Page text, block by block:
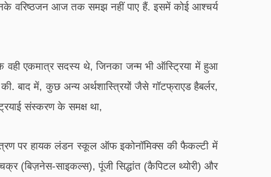
वरिष्ठजन आज तक समझ नहीं पाए हैं. इसमें कोई आश्चर्य
एकमात्र सदस्य थे, जिनका जन्म भी ऑस्ट्रिया में हुआ
बाद में, कुछ अन्य अर्थशास्त्रियों जैसे गॉटफ्राएड हैबर्लर,
संस्करण के समक्ष था,
पर हायक लंडन स्कूल ऑफ इकोनॉमिक्स की फैकल्टी में
(बिज़नेस-साइकल्स), पूंजी सिद्धांत (कैपिटल थ्योरी) और